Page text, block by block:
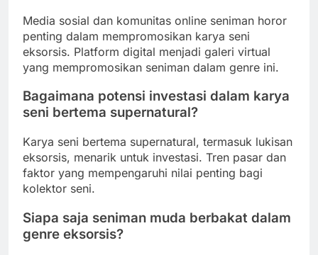
Media sosial dan komunitas online seniman horor
penting dalam mempromosikan karya seni
eksorsis. Platform digital menjadi galeri virtual
yang mempromosikan seniman dalam genre ini.
Bagaimana potensi investasi dalam karya
seni bertema supernatural?
Karya seni bertema supernatural, termasuk lukisan
eksorsis, menarik untuk investasi. Tren pasar dan
faktor yang mempengaruhi nilai penting bagi
kolektor seni.
Siapa saja seniman muda berbakat dalam
genre eksorsis?